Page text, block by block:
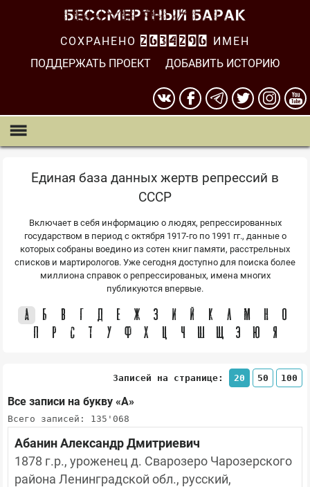
СОХРАНЕНО 2634296
ИМЕН
ПОДДЕРЖАТЬ ПРОЕКТ
ДОБАВИТЬ ИСТОРИЮ
Единая база данных жертв репрессий в
СССР
Включает в себя информацию о людях, репрессированных
государством в период с октября 1917-го по 1991 гг., данные о
которых собраны воедино из сотен книг памяти, расстрельных
списков и мартирологов. Уже сегодня доступно для поиска более
миллиона справок о репрессированых, имена многих
публикуются впервые.
А Б В Г Д Е Ж З И Й К Л М Н
О
П
Р С Т У Ф Х Ц Ч Ш Щ Э Ю Я
Записей на странице: 20 50 100
Все записи на букву «А»
Всего записей: 135'068
Абанин Александр Дмитриевич
1878 г.р., уроженец д. Сварозеро Чарозерского
района Ленинградской обл., русский,